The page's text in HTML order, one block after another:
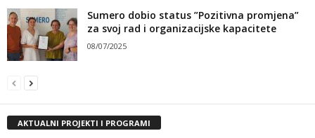
Sumero dobio status ”Pozitivna promjena”
za svoj rad i organizacijske kapacitete
08/07/2025
AKTUALNI PROJEKTI I PROGRAMI